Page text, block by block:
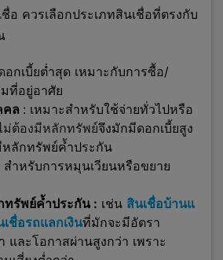
อ ควรเลือกประเภทสินเชื่อที่ตรงกับ
อกเบี้ยต่ำสุด เหมาะกับการซื้อ/
ที่อยู่อาศัย
คล : เหมาะสำหรับใช้จ่ายทั่วไปหรือ
ม่ต้องมีหลักทรัพย์จึงมักมีดอกเบี้ยสูง
ลักทรัพย์ค้ำประกัน
สำหรับการหมุนเวียนหรือขยาย
รัพย์ค้ำประกัน : เช่น สินเชื่อบ้านแ
เชื่อรถแลกเงินที่มักจะมีอัตรา
และโอกาสผ่านสูงกว่า เพราะ